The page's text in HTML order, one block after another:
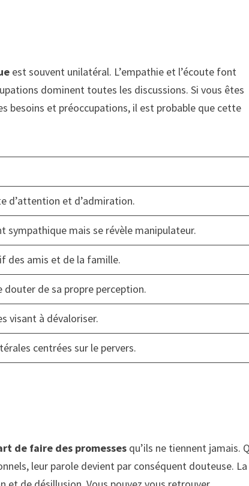
est souvent unilatéral. L’empathie et l’écoute font
dominent toutes les discussions. Si vous êtes
besoins et préoccupations, il est probable que cette
d’attention et d’admiration.
sympathique mais se révèle manipulateur.
des amis et de la famille.
douter de sa propre perception.
visant à dévaloriser.
centrées sur le pervers.
de faire des promesses qu’ils ne tiennent jamais.
leur parole devient par conséquent douteuse. La